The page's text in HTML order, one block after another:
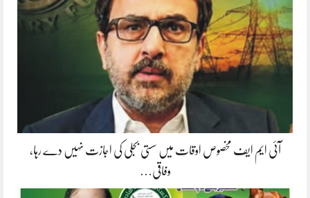
آئی ایم ایف مخصوص اوقات میں سستی بجلی کی اجازت نہیں دے رہا،
وفاقی…